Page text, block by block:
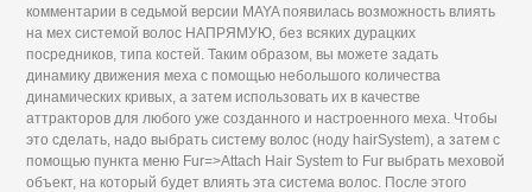
комментарии в седьмой версии MAYA появилась возможность влиять
на мех системой волос НАПРЯМУЮ, без всяких дурацких
посредников, типа костей. Таким образом, вы можете задать
динамику движения меха с помощью небольшого количества
динамических кривых, а затем использовать их в качестве
аттракторов для любого уже созданного и настроенного меха. Чтобы
это сделать, надо выбрать систему волос (ноду hairSystem), а затем с
помощью пункта меню Fur=>Attach Hair System to Fur выбрать меховой
объект, на который будет влиять эта система волос. После этого